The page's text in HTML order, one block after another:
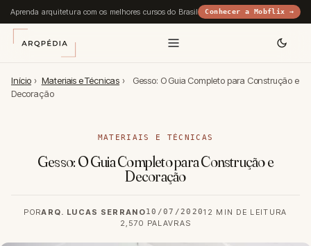
Aprenda arquitetura com os melhores cursos do Brasil Conhecer a Mobflix →
Início › Materiais e Técnicas ›
Gesso: O Guia Completo para Construção e
Decoração
MATERIAIS E TÉCNICAS
Gesso: O Guia Completo para Construção e
Decoração
PORARQ. LUCAS SERRANO10/07/202012 MIN DE LEITURA
2,570 PALAVRAS